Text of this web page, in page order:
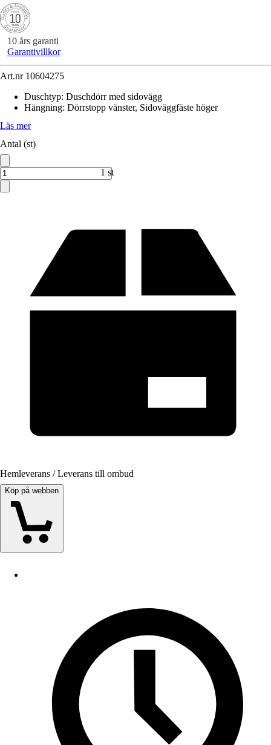
10 års garanti
Garantivillkor
Art.nr 10604275
Duschtyp: Duschdörr med sidovägg
Hängning: Dörrstopp vänster, Sidoväggfäste höger
Läs mer
Antal (st)
1 st
Hemleverans / Leverans till ombud
Köp på webben